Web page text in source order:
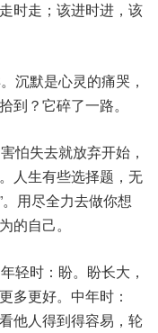
时走；该进时进，该
沉默是心灵的痛哭，
到？它碎了一路。
怕失去就放弃开始，
人生有些选择题，无
。用尽全力去做你想
的自己。
轻时：盼。盼长大，
多更好。中年时：
他人得到得容易，轮